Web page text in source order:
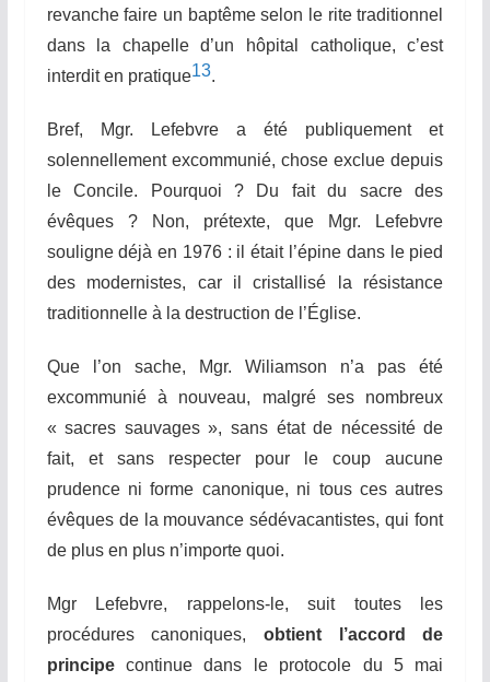
revanche faire un baptême selon le rite traditionnel
dans la chapelle d’un hôpital catholique, c’est
interdit en pratique13.
Bref, Mgr. Lefebvre a été publiquement et
solennellement excommunié, chose exclue depuis
le Concile. Pourquoi ? Du fait du sacre des
évêques ? Non, prétexte, que Mgr. Lefebvre
souligne déjà en 1976 : il était l’épine dans le pied
des modernistes, car il cristallisé la résistance
traditionnelle à la destruction de l’Église.
Que l’on sache, Mgr. Wiliamson n’a pas été
excommunié à nouveau, malgré ses nombreux
« sacres sauvages », sans état de nécessité de
fait, et sans respecter pour le coup aucune
prudence ni forme canonique, ni tous ces autres
évêques de la mouvance sédévacantistes, qui font
de plus en plus n’importe quoi.
Mgr Lefebvre, rappelons-le, suit toutes les
procédures canoniques, obtient l’accord de
principecontinue dans le protocole du 5 mai